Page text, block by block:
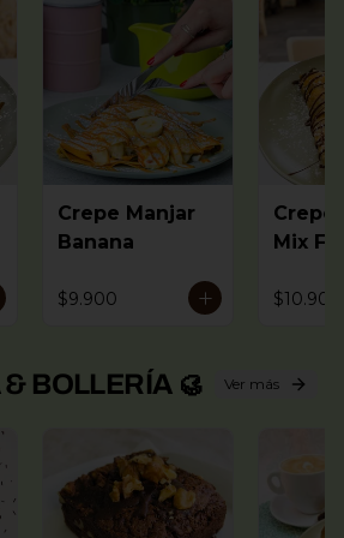
Crepe Manjar
Banana
$9.900
Crepe
Mix
$10.900
BOLLERÍA 🥮 Ver más